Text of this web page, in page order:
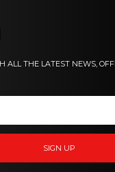
ALL THE LATEST NEWS,
SIGN UP